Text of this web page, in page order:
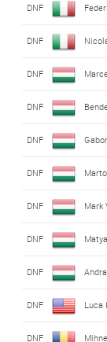
DNF
DNF
DNF
DNF
DNF
DNF
DNF Mark
DNF
DNF
DNF Luca
DNF